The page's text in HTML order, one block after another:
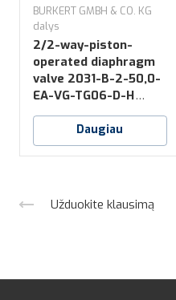
BURKERT GMBH & CO. KG
dalys
2/2-way-piston-
operated diaphragm
valve 2031-B-2-50,0-
EA-VG-TG06-D-H
*NO16
Daugiau
Užduokite klausimą